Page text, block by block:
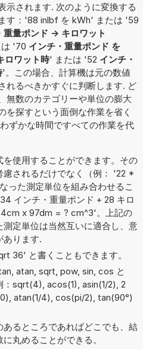
示されます. 次のように変換する
す：'88 inlbf を kWh' または '59
重量ポンド -> キロワット
'70 インチ・重量ポンド を
ロワット時' または '52 インチ・
'。この場合、計算機は元の数値
れるべきかすぐに判断します. ど
無数のカテゴリーや単位の膨大
を探すという面倒な作業を省く
ずかな時間ですべての作業を代
を使用することができます。その
慮されるだけでなく（例： '22 *
った測定単位を組み合わせるこ
インチ・重量ポンド + 28 キロ
x 97dm = ? cm^3'。上記の
測定単位は当然互いに適合し、意
あります.
36' と書くこともできます。
atan, sqrt, pow, sin, cos と
：sqrt(4), acos(1), asin(1/2), 2
atan(1/4), cos(pi/2), tan(90°)
るところであればどこでも、結
丸めることができる。